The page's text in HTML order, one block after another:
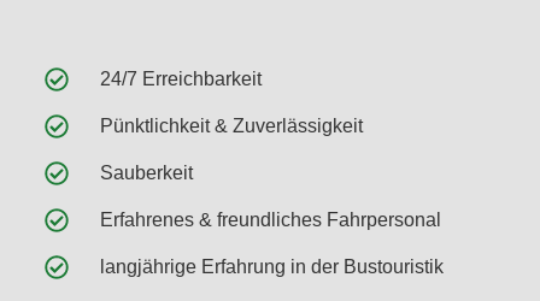
24/7 Erreichbarkeit
Pünktlichkeit & Zuverlässigkeit
Sauberkeit
Erfahrenes & freundliches Fahrpersonal
langjährige Erfahrung in der Bustouristik